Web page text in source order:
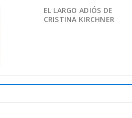
EL LARGO ADIÓS DE
CRISTINA KIRCHNER